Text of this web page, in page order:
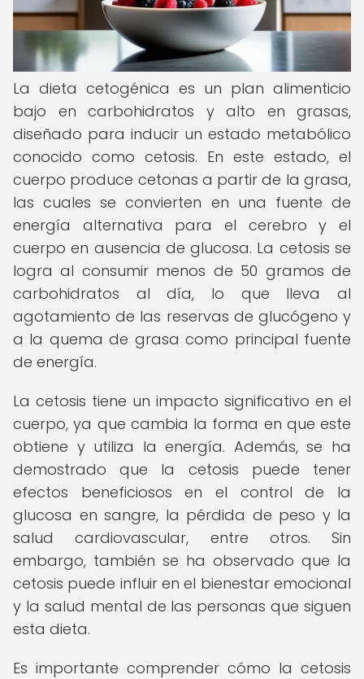
La dieta cetogénica es un plan alimenticio
bajo en carbohidratos y alto en grasas,
diseñado para inducir un estado metabólico
conocido como cetosis. En este estado, el
cuerpo produce cetonas a partir de la grasa,
las cuales se convierten en una fuente de
energía alternativa para el cerebro y el
cuerpo en ausencia de glucosa. La cetosis se
logra al consumir menos de 50 gramos de
carbohidratos al día, lo que lleva al
agotamiento de las reservas de glucógeno y
a la quema de grasa como principal fuente
de energía.
La cetosis tiene un impacto significativo en el
cuerpo, ya que cambia la forma en que este
obtiene y utiliza la energía. Además, se ha
demostrado que la cetosis puede tener
efectos beneficiosos en el control de la
glucosa en sangre, la pérdida de peso y la
salud cardiovascular, entre otros. Sin
embargo, también se ha observado que la
cetosis puede influir en el bienestar emocional
y la salud mental de las personas que siguen
esta dieta.
Es importante comprender cómo la cetosis